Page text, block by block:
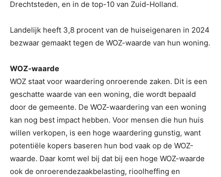
Drechtsteden, en in de top-10 van Zuid-Holland.
Landelijk heeft 3,8 procent van de huiseigenaren in 2024
bezwaar gemaakt tegen de WOZ-waarde van hun woning.
WOZ-waarde
WOZ staat voor waardering onroerende zaken. Dit is een
geschatte waarde van een woning, die wordt bepaald
door de gemeente. De WOZ-waardering van een woning
kan nog best impact hebben. Voor mensen die hun huis
willen verkopen, is een hoge waardering gunstig, want
potentiële kopers baseren hun bod vaak op de WOZ-
waarde. Daar komt wel bij dat bij een hoge WOZ-waarde
ook de onroerendezaakbelasting, rioolheffing en